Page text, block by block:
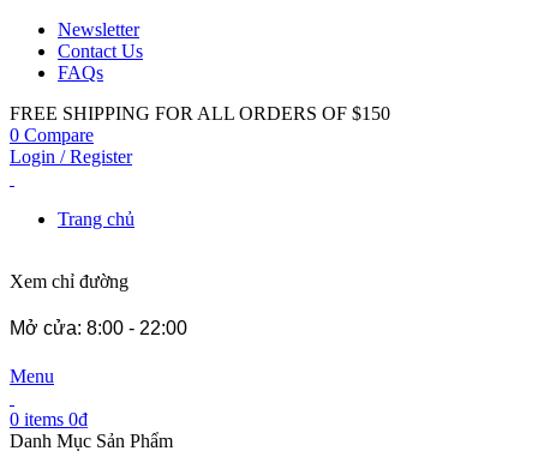
Newsletter
Contact Us
FAQs
FREE SHIPPING FOR ALL ORDERS OF $150
0 Compare
Login / Register
Trang chủ
Xem chỉ đường
Mở cửa: 8:00 - 22:00
Menu
0 items 0₫
Danh Mục Sản Phẩm